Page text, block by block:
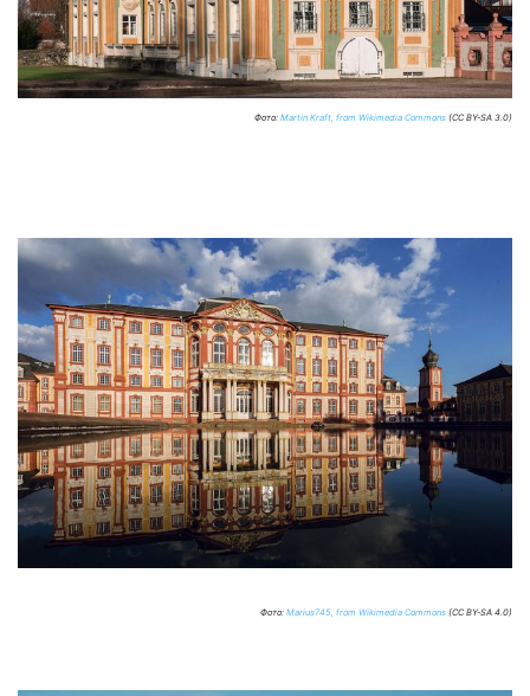
Фото: Martin Kraft, from Wikimedia Commons (CC BY-SA 3.0)
Фото: Marius745, from Wikimedia Commons (CC BY-SA 4.0)